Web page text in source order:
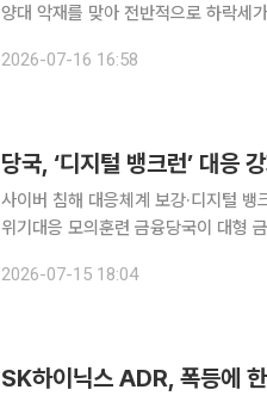
양대 악재를 맞아 전반적으로 하락세가 이어졌다. 전날 미국 뉴욕 증시가
2026-07-16 16:58
당국, ‘디지털 뱅크런’ 대응
사이버 침해 대응체계 보강·디지털 뱅
위기대응 모의훈련 금융당국이 대형 금융지주와 은행의 위기 대응체계에 사이버 침해와 디지털 뱅
2026-07-15 18:04
SK하이닉스 ADR, 폭등에